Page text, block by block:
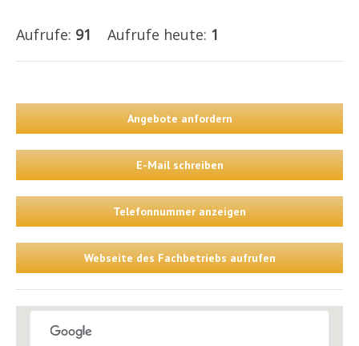
Aufrufe: 91 Aufrufe heute: 1
Angebote anfordern
E-Mail schreiben
Telefonnummer anzeigen
Webseite des Fachbetriebs aufrufen